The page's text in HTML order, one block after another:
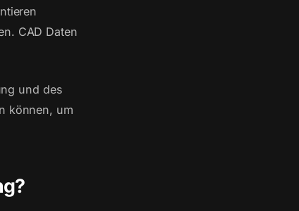
CAD Daten
und des
können, um